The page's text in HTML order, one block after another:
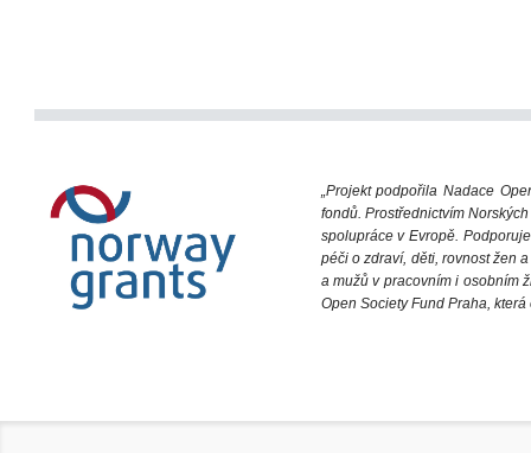
„Projekt podpořila Nadace
fondů. Prostřednictvím
spolupráce v Evropě.
péči o zdraví, děti, rovnost žen
a mužů v pracovním i osobním
Open Society Fund Praha,